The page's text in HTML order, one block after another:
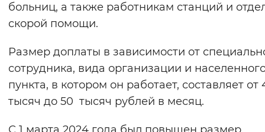
Включены Выключены
Воспроизвести Остановить
больниц, а также работникам станций и
скорой помощи.
Размер доплаты в зависимости от
сотрудника, вида организации и
пункта, в котором он работает, составляет от
тысяч до 50 тысяч рублей в месяц.